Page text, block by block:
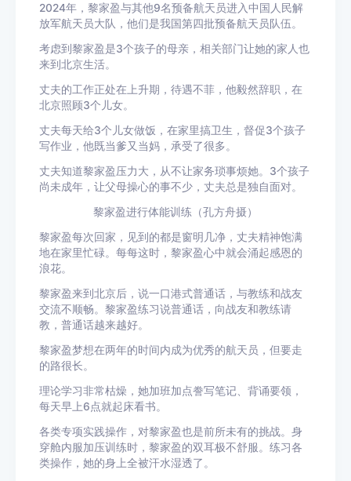
2024年，黎家盈与其他9名预备航天员进入中国人民解
放军航天员大队，他们是我国第四批预备航天员队伍。
考虑到黎家盈是3个孩子的母亲，相关部门让她的家人也
来到北京生活。
丈夫的工作正处在上升期，待遇不菲，他毅然辞职，在
北京照顾3个儿女。
丈夫每天给3个儿女做饭，在家里搞卫生，督促3个孩子
写作业，他既当爹又当妈，承受了很多。
丈夫知道黎家盈压力大，从不让家务琐事烦她。3个孩子
尚未成年，让父母操心的事不少，丈夫总是独自面对。
黎家盈进行体能训练（孔方舟摄）
黎家盈每次回家，见到的都是窗明几净，丈夫精神饱满
地在家里忙碌。每每这时，黎家盈心中就会涌起感恩的
浪花。
黎家盈来到北京后，说一口港式普通话，与教练和战友
交流不顺畅。黎家盈练习说普通话，向战友和教练请
教，普通话越来越好。
黎家盈梦想在两年的时间内成为优秀的航天员，但要走
的路很长。
理论学习非常枯燥，她加班加点誊写笔记、背诵要领，
每天早上6点就起床看书。
各类专项实践操作，对黎家盈也是前所未有的挑战。身
穿舱内服加压训练时，黎家盈的双耳极不舒服。练习各
类操作，她的身上全被汗水湿透了。